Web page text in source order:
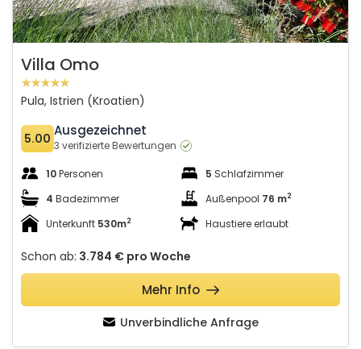
Villa Omo
Pula, Istrien (Kroatien)
5.00 Ausgezeichnet
3 verifizierte Bewertungen
10Personen 5 Schlafzimmer
4 Badezimmer Außenpool 76 m2
Unterkunft 530m2 Haustiere erlaubt
Schon ab: 3.784 € pro Woche
Unverbindliche Anfrage
Mehr Info